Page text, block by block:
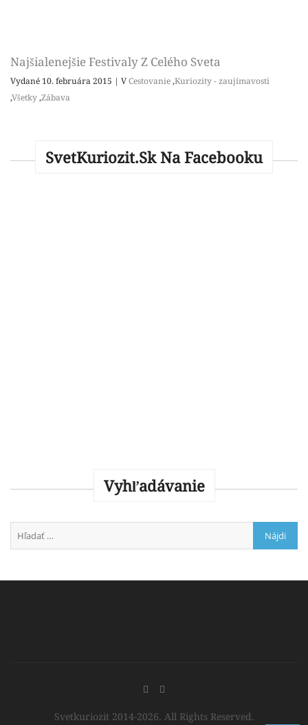
Najšialenejšie Festivaly Z Celého Sveta
Vydané 10. februára 2015 | VCestovanie,Kuriozity - zaujímavosti
,Všetky,Zábava
SvetKuriozit.sk Na Facebooku
Vyhľadávanie
Svetkuriozit 2014-2026. All Rights Reserved.